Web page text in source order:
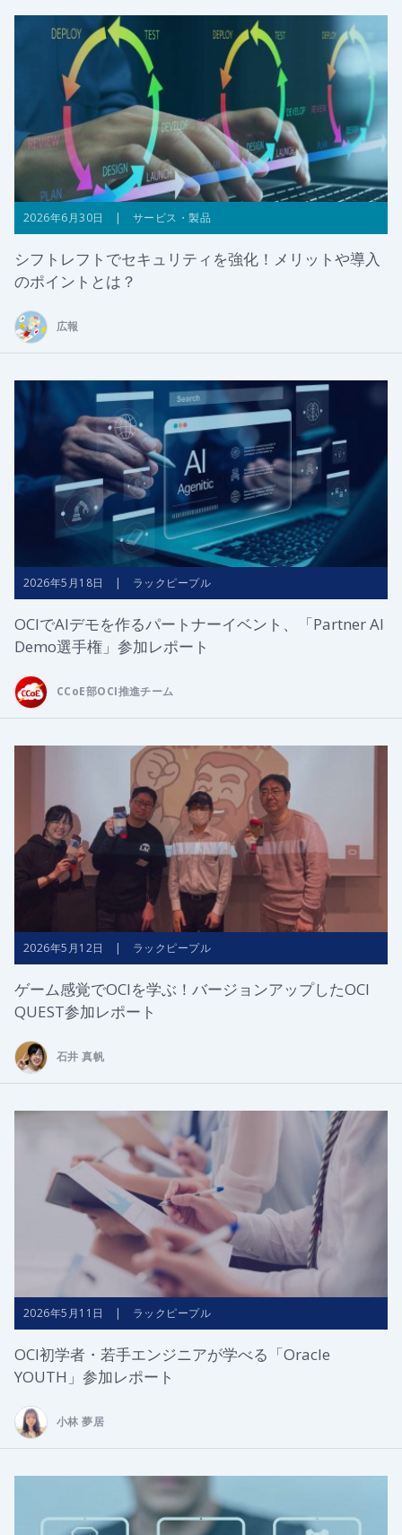
2026年6月30日 | サービス・製品
シフトレフトでセキュリティを強化！メリットや導入
のポイントとは？
広報
2026年5月18日 | ラックピープル
OCIでAIデモを作るパートナーイベント、「Partner AI
Demo選手権」参加レポート
CCoE部OCI推進チーム
2026年5月12日 | ラックピープル
ゲーム感覚でOCIを学ぶ！バージョンアップしたOCI
QUEST参加レポート
石井 真帆
2026年5月11日 | ラックピープル
OCI初学者・若手エンジニアが学べる「Oracle
YOUTH」参加レポート
小林 夢居